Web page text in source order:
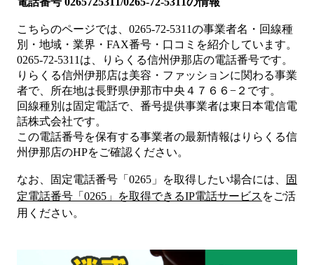
こちらのページでは、 0265-72-5311の事業者名・回線種
別・地域・業界・FAX番号・口コミを紹介しています。
0265-72-5311 は、 りらくる信州伊那店の電話番号です。
りらくる信州伊那店は美容・ファッションに関わる事業
者で、所在地は長野県伊那市中央４７６６−２ です。
回線種別は固定電話で、番号提供事業者は東日本電信電
話株式会社です。
この電話番号を保有する事業者の最新情報は りらくる信
州伊那店のHPをご確認ください。
なお、固定電話番号「 0265 」を取得したい場合には、
固
定電話番号「 0265 」を取得できるIP電話サービス をご活
用ください。